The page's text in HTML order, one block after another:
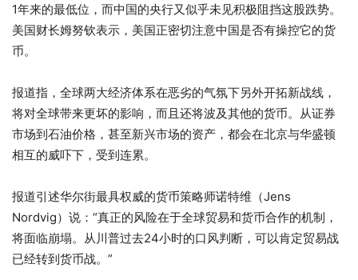
1年来的最低位，而中国的央行又似乎未见积极阻挡这股跌势。
美国财长姆努钦表示，美国正密切注意中国是否有操控它的货
币。
报道指，全球两大经济体系在恶劣的气氛下另外开拓新战线，
将对全球带来更坏的影响，而且还将波及其他的货币。从证券
市场到石油价格，甚至新兴市场的资产，都会在北京与华盛顿
相互的威吓下，受到连累。
报道引述华尔街最具权威的货币策略师诺特维（Jens
Nordvig）说：“真正的风险在于全球贸易和货币合作的机制，
将面临崩塌。从川普过去24小时的口风判断，可以肯定贸易战
已经转到货币战。”